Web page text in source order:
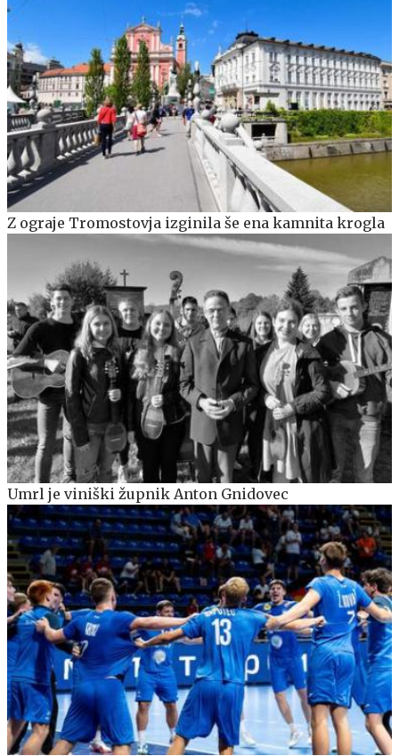
Z ograje Tromostovja izginila še ena kamnita krogla
Umrl je viniški župnik Anton Gnidovec